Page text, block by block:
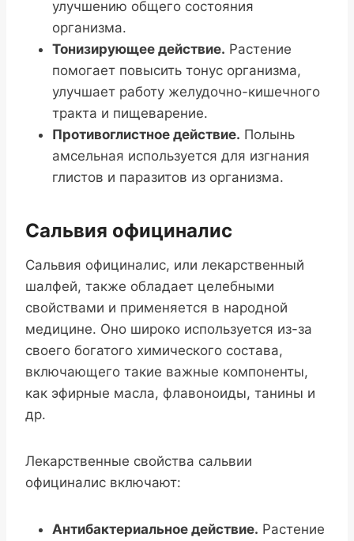
улучшению общего состояния
организма.
Тонизирующее действие. Растение
помогает повысить тонус организма,
улучшает работу желудочно-кишечного
тракта и пищеварение.
Противоглистное действие. Полынь
амсельная используется для изгнания
глистов и паразитов из организма.
Сальвия официналис
Сальвия официналис, или лекарственный
шалфей, также обладает целебными
свойствами и применяется в народной
медицине. Оно широко используется из-за
своего богатого химического состава,
включающего такие важные компоненты,
как эфирные масла, флавоноиды, танины и
др.
Лекарственные свойства сальвии
официналис включают:
Антибактериальное действие. Растение